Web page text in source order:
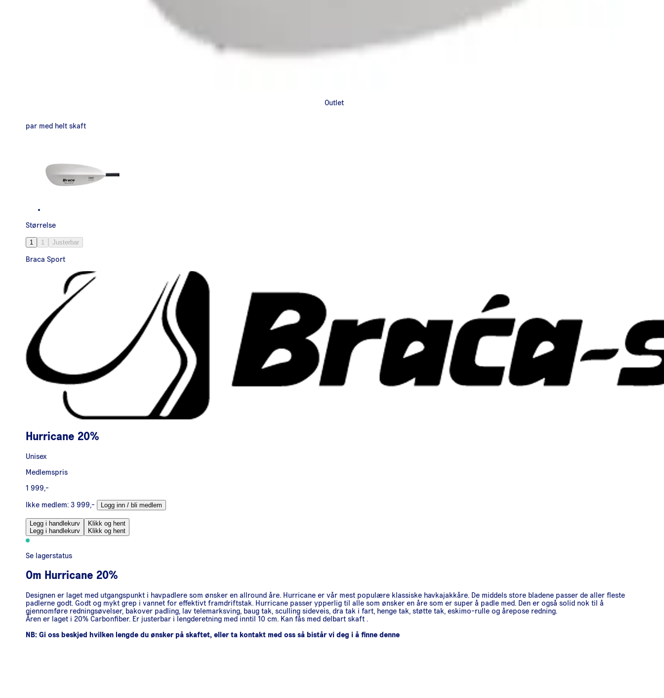
Outlet
par med helt skaft
Størrelse
1 1 Justerbar
Braca Sport
Hurricane 20%
Unisex
Medlemspris
1 999,-
Ikke medlem: 3 999,- Logg inn / bli medlem
Legg i handlekurv
Legg i handlekurv
Klikk og hent
Klikk og hent
Se lagerstatus
Om Hurricane 20%
Designen er laget med utgangspunkt i havpadlere som ønsker en allround åre. Hurricane er vår mest populære klassiske havkajakkåre. De middels store bladene passer de aller fleste
padlerne godt. Godt og mykt grep i vannet for effektivt framdriftstak. Hurricane passer ypperlig til alle som ønsker en åre som er super å padle med. Den er også solid nok til å
gjennomføre redningsøvelser, bakover padling, lav telemarksving, baug tak, sculling sideveis, dra tak i fart, henge tak, støtte tak, eskimo-rulle og årepose redning.
Åren er laget i 20% Carbonfiber. Er justerbar i lengderetning med inntil 10 cm. Kan fås med delbart skaft .
NB: Gi oss beskjed hvilken lengde du ønsker på skaftet, eller ta kontakt med oss så bistår vi deg i å finne denne